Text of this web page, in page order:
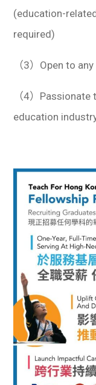
(education-
required)
（3）Open to
（4）
education